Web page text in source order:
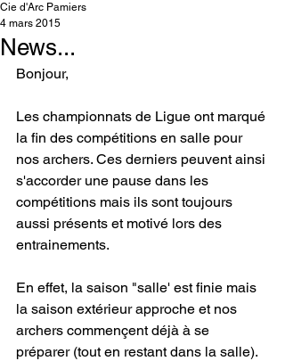
News...
Cie d'Arc Pamiers
4 mars 2015
Bonjour,
Les championnats de Ligue ont marqué
la fin des compétitions en salle pour
nos archers. Ces derniers peuvent ainsi
s'accorder une pause dans les
compétitions mais ils sont toujours
aussi présents et motivé lors des
entrainements.
En effet, la saison "salle' est finie mais
la saison extérieur approche et nos
archers commençent déjà à se
préparer (tout en restant dans la salle).